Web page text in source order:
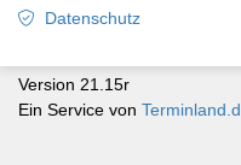
Datenschutz
Version 21.15r
Ein Service von